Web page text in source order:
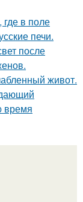
где в поле
печи.
после
живот.
время